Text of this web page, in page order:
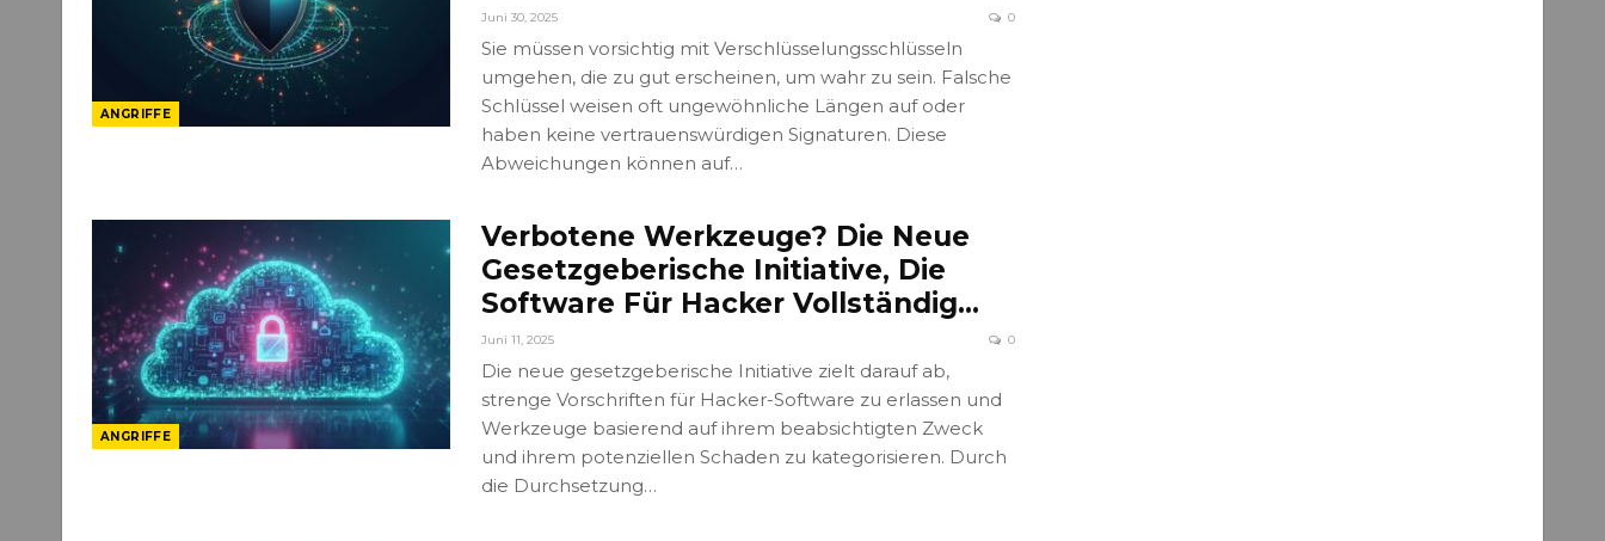
ANGRIFFE
Juni 30, 2025 0
Sie müssen vorsichtig mit Verschlüsselungsschlüsseln
umgehen, die zu gut erscheinen, um wahr zu sein. Falsche
Schlüssel weisen oft ungewöhnliche Längen auf oder
haben keine vertrauenswürdigen Signaturen. Diese
Abweichungen können auf…
ANGRIFFE
Verbotene Werkzeuge? Die Neue
Gesetzgeberische Initiative, Die
Software Für Hacker Vollständig…
Juni 11, 2025 0
Die neue gesetzgeberische Initiative zielt darauf ab,
strenge Vorschriften für Hacker-Software zu erlassen und
Werkzeuge basierend auf ihrem beabsichtigten Zweck
und ihrem potenziellen Schaden zu kategorisieren. Durch
die Durchsetzung…